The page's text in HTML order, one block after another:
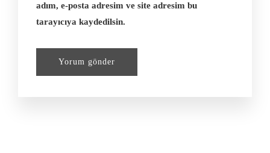
adım, e-posta adresim ve site adresim bu
tarayıcıya kaydedilsin.